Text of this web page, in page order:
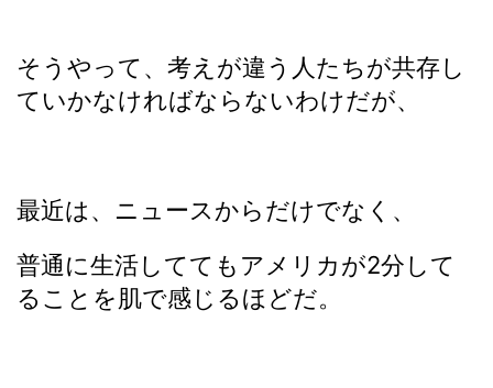
そうやって、考えが違う人たちが共存し
ていかなければならないわけだが、
最近は、ニュースからだけでなく、
普通に生活しててもアメリカが2分して
ることを肌で感じるほどだ。